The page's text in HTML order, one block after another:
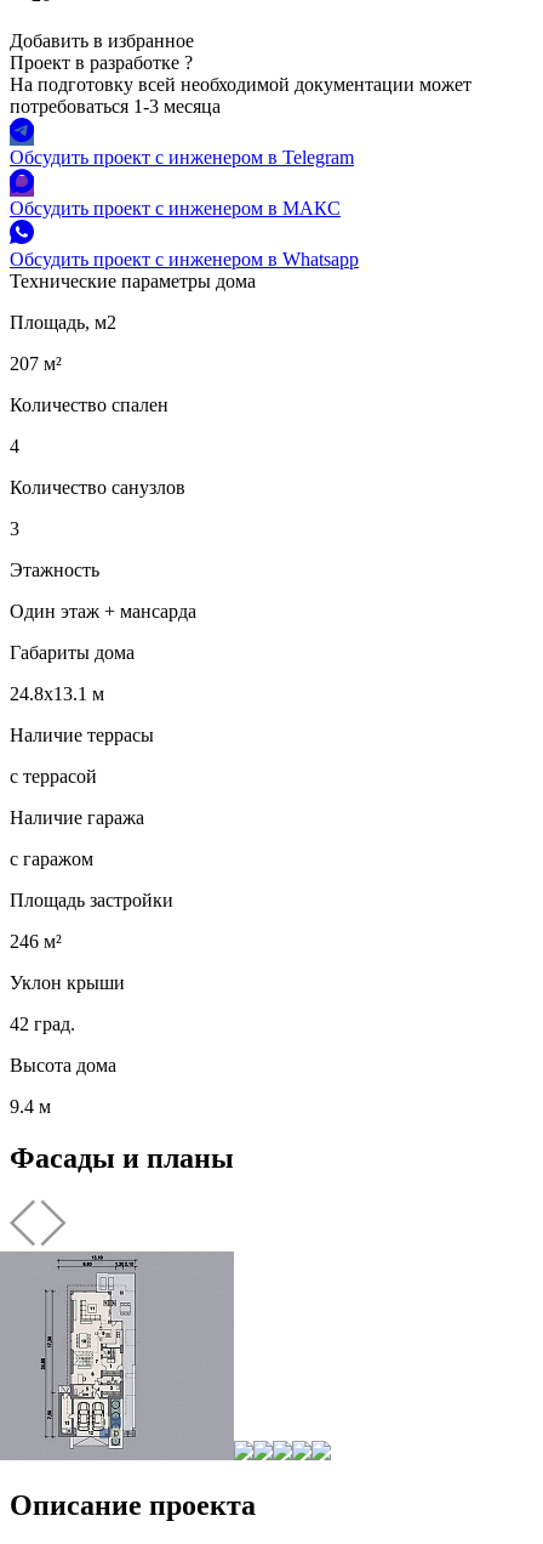
Добавить в избранное
Проект в разработке ?
На подготовку всей необходимой документации может
потребоваться 1-3 месяца
Обсудить проект с инженером в Telegram
Обсудить проект с инженером в МАКС
Обсудить проект с инженером в Whatsapp
Технические параметры дома
Площадь, м2
207 м²
Количество спален
4
Количество санузлов
3
Этажность
Один этаж + мансарда
Габариты дома
24.8х13.1 м
Наличие террасы
с террасой
Наличие гаража
с гаражом
Площадь застройки
246 м²
Уклон крыши
42 град.
Высота дома
9.4 м
Фасады и планы
Описание проекта